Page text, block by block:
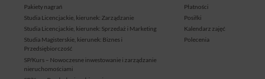
Pakiety nagrań
Studia Licencjackie, kierunek: Zarządzanie
Studia Licencjackie, kierunek: Sprzedaż i Marketing
Studia Magisterskie, kierunek: Biznes i
Przedsiębiorczość
SP/Kurs – Nowoczesne inwestowanie i zarządzanie
nieruchomościami
Płatności
Posiłki
Kalendarz zajęć
Polecenia